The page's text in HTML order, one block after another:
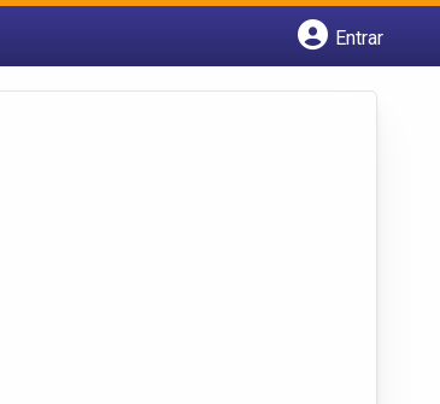
Entrar